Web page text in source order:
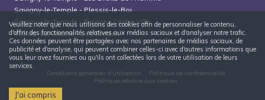
Savigny-le-Temple-Plessis-le-Roi
Savigny-le-Temple -Savigny Centre Ville
Villiers-sur-Marne-Les Stades
Conditions générales d'utilisation
Politique de confidentialité
Politique relative aux cookies
Veuillez noter que nous utilisons des cookies afin de personnaliser le contenu,
d'offrir des fonctionnalités relatives aux médias sociaux et d'analyser notre trafic.
Ces données peuvent être partagées avec nos partenaires de médias sociaux, de
publicité et d'analyse, qui peuvent combiner celles-ci avec d'autres informations que
vous leur avez fournies ou qu'ils ont collectées lors de votre utilisation de leurs
services.
J'ai compris